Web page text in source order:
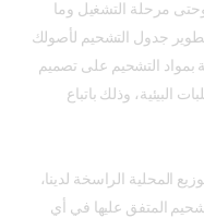
مرحلة التشغيل وما
تطوير جدول التشحيم لأصولك
بمواد التشحيم على تصميم
البيئية، وذلك باتباع
المحلية الراسخة لدينا،
المتفق عليها في أي